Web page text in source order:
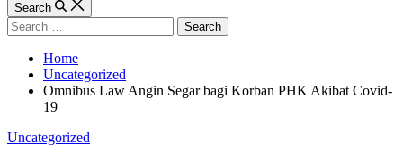
Search
Search
for:
Home
Uncategorized
Omnibus Law Angin Segar bagi Korban PHK Akibat Covid-
19
Categories
Uncategorized